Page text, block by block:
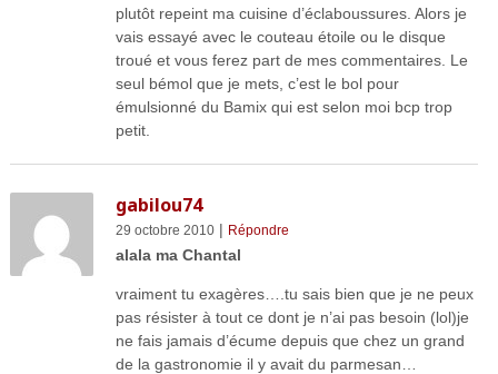
plutôt repeint ma cuisine d’éclaboussures. Alors je
vais essayé avec le couteau étoile ou le disque
troué et vous ferez part de mes commentaires. Le
seul bémol que je mets, c’est le bol pour
émulsionné du Bamix qui est selon moi bcp trop
petit.
gabilou74
29 octobre 2010| Répondre
alala ma Chantal
vraiment tu exagères….tu sais bien que je ne peux
pas résister à tout ce dont je n’ai pas besoin (lol)je
ne fais jamais d’écume depuis que chez un grand
de la gastronomie il y avait du parmesan…